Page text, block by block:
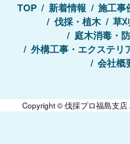
TOP 新着情報 施工事
伐採・植木
草
庭木消毒・
外構工事・エクステリ
会社概
Copyright ©伐採プロ福島支店